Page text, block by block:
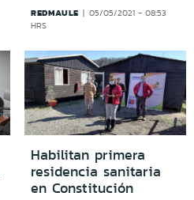
REDMAULE
05/05/2021 - 08:53
HRS
Habilitan primera
residencia sanitaria
en Constitución